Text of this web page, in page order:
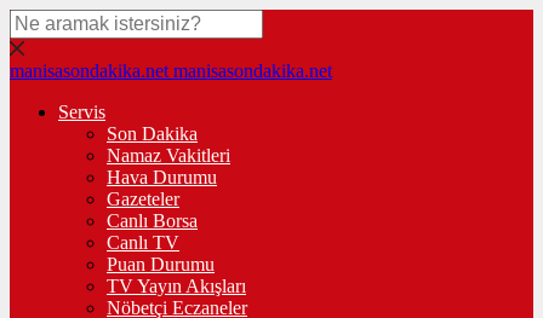
manisasondakika.net manisasondakika.net
Servis
Son Dakika
Namaz Vakitleri
Hava Durumu
Gazeteler
Canlı Borsa
Canlı TV
Puan Durumu
TV Yayın Akışları
Nöbetçi Eczaneler